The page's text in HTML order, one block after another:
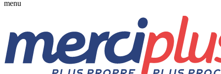
menu